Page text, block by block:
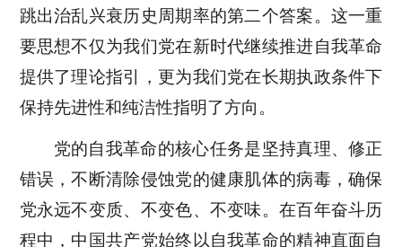
跳出治乱兴衰历史周期率的第二个答案。这一重
要思想不仅为我们党在新时代继续推进自我革命
提供了理论指引，更为我们党在长期执政条件下
保持先进性和纯洁性指明了方向。
党的自我革命的核心任务是坚持真理、修正
错误，不断清除侵蚀党的健康肌体的病毒，确保
党永远不变质、不变色、不变味。在百年奋斗历
程中，中国共产党始终以自我革命的精神直面自